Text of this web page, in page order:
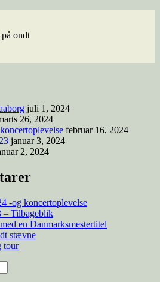
ondt
juli 1, 2024
26, 2024
februar 16, 2024
januar 3, 2024
2, 2024
-og koncertoplevelse
– Tilbageblik
en Danmarksmestertitel
stævne
tour